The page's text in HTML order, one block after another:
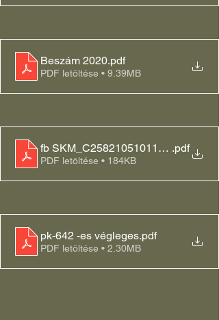
Beszám 2020.pdf
PDF letöltése • 9.39MB
fb SKM_C25821051011140.pdf
PDF letöltése • 184KB
pk-642 -es végleges.pdf
PDF letöltése • 2.30MB